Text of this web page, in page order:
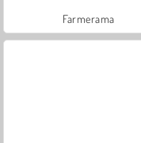
Farmerama